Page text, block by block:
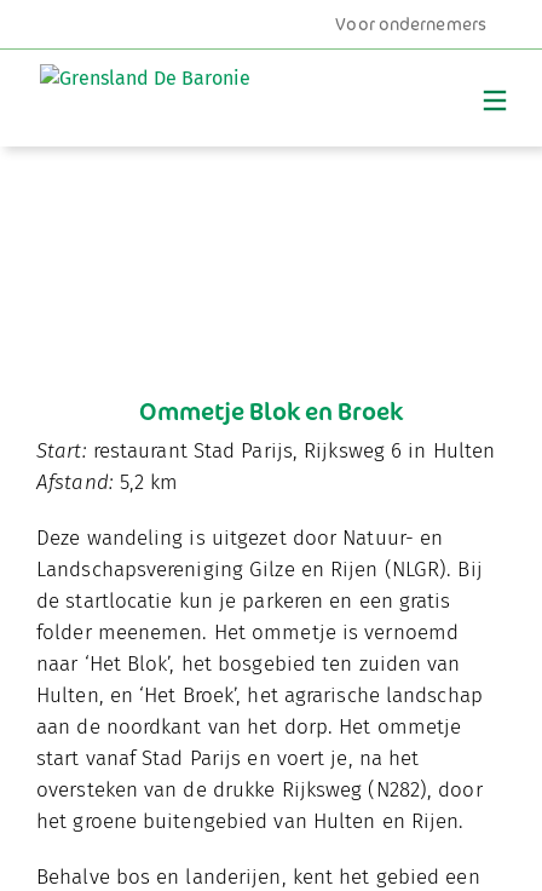
Voor ondernemers
Ommetje Blok en Broek
Start: restaurant Stad Parijs, Rijksweg 6 in Hulten
Afstand: 5,2 km
Deze wandeling is uitgezet door Natuur- en
Landschapsvereniging Gilze en Rijen (NLGR). Bij
de startlocatie kun je parkeren en een gratis
folder meenemen. Het ommetje is vernoemd
naar ‘Het Blok’, het bosgebied ten zuiden van
Hulten, en ‘Het Broek’, het agrarische landschap
aan de noordkant van het dorp. Het ommetje
start vanaf Stad Parijs en voert je, na het
oversteken van de drukke Rijksweg (N282), door
het groene buitengebied van Hulten en Rijen.
Behalve bos en landerijen, kent het gebied een